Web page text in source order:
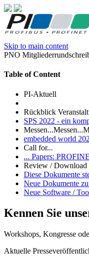
Skip to main content
PNO
Table of Content
PI-Aktuell
Rückblick
SPS 2022 - ein
embedded world
Call for...
... Papers:
Review / Download
Diese Dokumente
Neue Dokumente
Neue Software /
Kennen Sie
Workshops, Kongresse
Aktuelle